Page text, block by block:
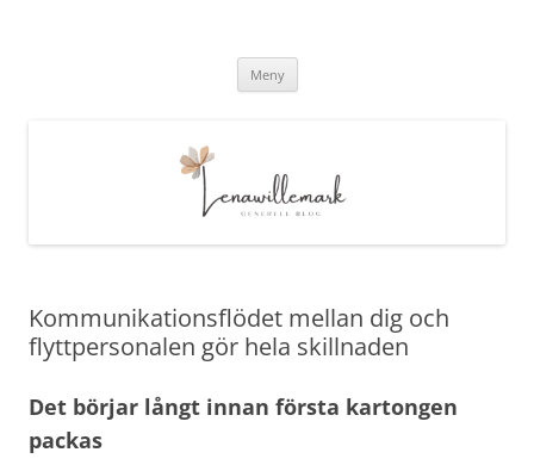
Meny Hoppa
innehåll
Kommunikationsflödet mellan dig och
flyttpersonalen gör hela skillnaden
Det börjar långt innan första kartongen
packas